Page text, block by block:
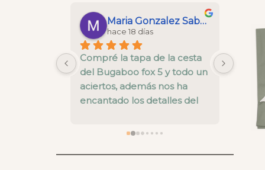
Esperanza Taberna
hace 23 días
FENOMENAL, tenía dudas
con los tonos de colores y
atentamente me enviaron
fotos y vídeos vía WhatsApp,
calidad muy buena
La
está
pre
fallo